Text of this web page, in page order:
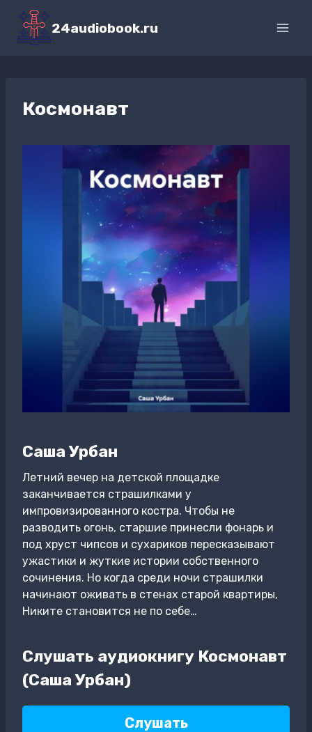
Перейти
содержимому
24audiobook.ru
Космонавт
Саша Урбан
Летний вечер на детской площадке
заканчивается страшилками у
импровизированного костра. Чтобы не
разводить огонь, старшие принесли фонарь и
под хруст чипсов и сухариков пересказывают
ужастики и жуткие истории собственного
сочинения. Но когда среди ночи страшилки
начинают оживать в стенах старой квартиры,
Никите становится не по себе…
Слушать аудиокнигу Космонавт
(Саша Урбан)
Слушать